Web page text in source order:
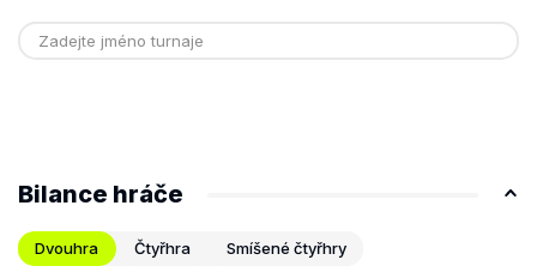
Bilance hráče
Dvouhra Čtyřhra Smíšené čtyřhry